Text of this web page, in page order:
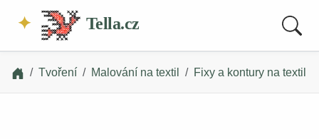
Tella.cz
Tvoření Malování na textil Fixy a kontury na textil